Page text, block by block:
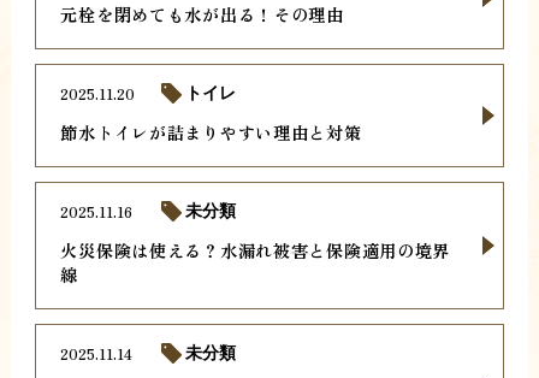
元栓を閉めても水が出る！その理由
節水トイレが詰まりやすい理由と対策
2025.11.20 トイレ
火災保険は使える？水漏れ被害と保険適用の境界
線
2025.11.16 未分類
2025.11.14 未分類